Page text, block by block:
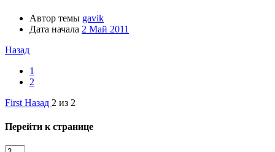
Автор темы gavik
Дата начала 2 Май 2011
Назад
1
2
First Назад 2 из 2
Перейти к странице